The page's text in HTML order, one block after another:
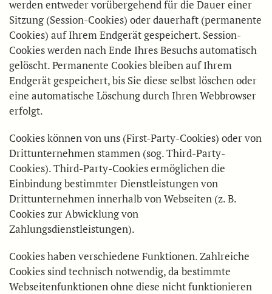
werden entweder vorübergehend für die Dauer einer
Sitzung (Session-Cookies) oder dauerhaft (permanente
Cookies) auf Ihrem Endgerät gespeichert. Session-
Cookies werden nach Ende Ihres Besuchs automatisch
gelöscht. Permanente Cookies bleiben auf Ihrem
Endgerät gespeichert, bis Sie diese selbst löschen oder
eine automatische Löschung durch Ihren Webbrowser
erfolgt.
Cookies können von uns (First-Party-Cookies) oder von
Drittunternehmen stammen (sog. Third-Party-
Cookies). Third-Party-Cookies ermöglichen die
Einbindung bestimmter Dienstleistungen von
Drittunternehmen innerhalb von Webseiten (z. B.
Cookies zur Abwicklung von
Zahlungsdienstleistungen).
Cookies haben verschiedene Funktionen. Zahlreiche
Cookies sind technisch notwendig, da bestimmte
Webseitenfunktionen ohne diese nicht funktionieren